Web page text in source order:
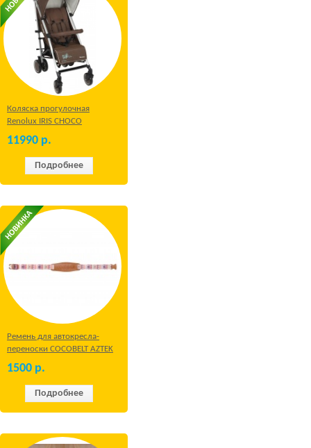
Коляска прогулочная
Renolux IRIS CHOCO
11990 р.
Подробнее
Ремень для автокресла-
переноски COCOBELT AZTEK
1500 р.
Подробнее